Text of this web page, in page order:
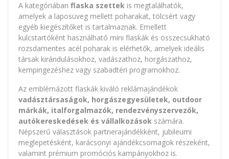
A kategóriában flaska szettek is megtalálhatók,
amelyek a laposüveg mellett poharakat, tölcsért vagy
egyéb kiegészítőket is tartalmaznak. Emellett
kulcstartóként használható mini flaskák és összecsukható
rozsdamentes acél poharak is elérhetők, amelyek ideális
társak kirándulásokhoz, vadászathoz, horgászathoz,
kempingezéshez vagy szabadtéri programokhoz.
Az emblémázott flaskák kiváló reklámajándékok
vadásztársaságok, horgászegyesületek, outdoor
márkák, italforgalmazók, rendezvényszervezők,
autókereskedések és vállalkozások számára.
Népszerű választások partnerajándékként, jubileumi
meglepetésként, karácsonyi ajándékcsomagok részeként,
valamint prémium promóciós kampányokhoz is.